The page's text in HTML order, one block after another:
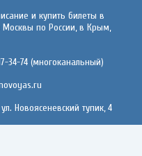
и купить билеты в
по России, в Крым,
34-74 (многоканальный)
Новоясеневский тупик, 4